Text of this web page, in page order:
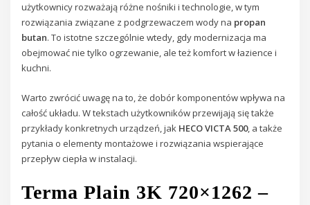
użytkownicy rozważają różne nośniki i technologie, w tym
rozwiązania związane z podgrzewaczem wody na propan
butan. To istotne szczególnie wtedy, gdy modernizacja ma
obejmować nie tylko ogrzewanie, ale też komfort w łazience i
kuchni.
Warto zwrócić uwagę na to, że dobór komponentów wpływa na
całość układu. W tekstach użytkowników przewijają się także
przykłady konkretnych urządzeń, jak HECO VICTA 500, a także
pytania o elementy montażowe i rozwiązania wspierające
przepływ ciepła w instalacji.
Terma Plain 3K 720×1262 –